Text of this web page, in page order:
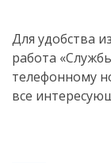
Для удобства
работа
телефонному
все